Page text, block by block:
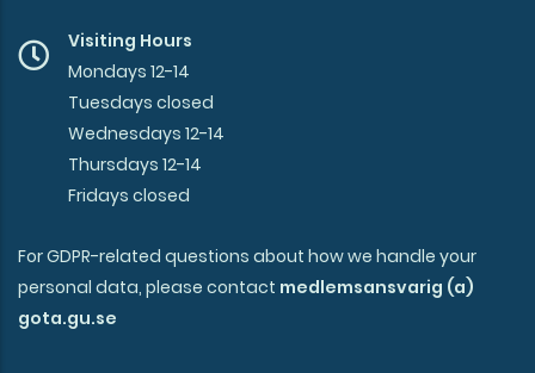
Visiting Hours
Mondays 12-14
Tuesdays closed
Wednesdays 12-14
Thursdays 12-14
Fridays closed
For GDPR-related questions about how we handle your
personal data, please contact medlemsansvarig (a)
gota.gu.se